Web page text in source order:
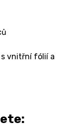
s vnitřní fólií a